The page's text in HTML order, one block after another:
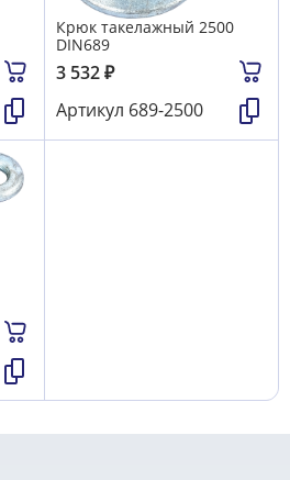
Крюк такелажный 2500
DIN689
3 532₽
Артикул 689-2500